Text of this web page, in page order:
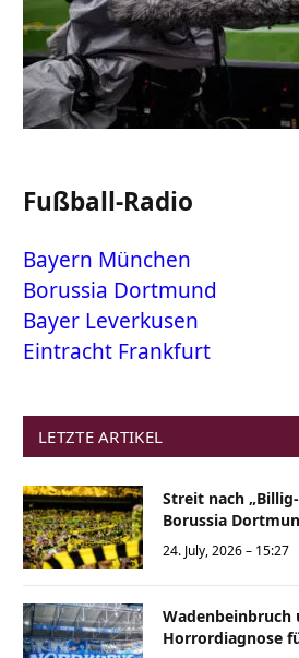
Fußball-Radio
Bayern München
Borussia Dortmund
Bayer Leverkusen
Eintracht Frankfurt
LETZTE ARTIKEL
Streit nach
Borussia
24. July, 2026 – 15:27
Wadenbeinbruch
Horrordiagnose